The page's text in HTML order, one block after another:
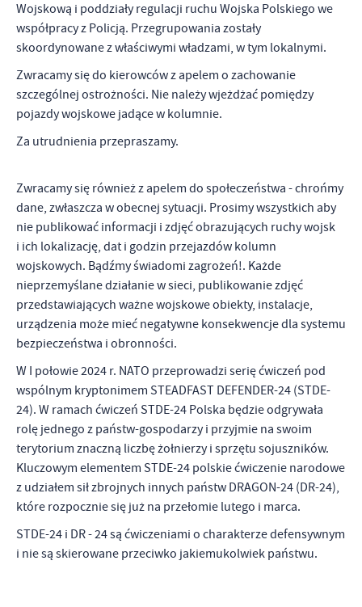
Wojskową i poddziały regulacji ruchu Wojska Polskiego we
współpracy z Policją. Przegrupowania zostały
skoordynowane z właściwymi władzami, w tym lokalnymi.
Zwracamy się do kierowców z apelem o zachowanie
szczególnej ostrożności. Nie należy wjeżdżać pomiędzy
pojazdy wojskowe jadące w kolumnie.
Za utrudnienia przepraszamy.
Zwracamy się również z apelem do społeczeństwa - chrońmy
dane, zwłaszcza w obecnej sytuacji. Prosimy wszystkich aby
nie publikować informacji i zdjęć obrazujących ruchy wojsk
i ich lokalizację, dat i godzin przejazdów kolumn
wojskowych. Bądźmy świadomi zagrożeń!. Każde
nieprzemyślane działanie w sieci, publikowanie zdjęć
przedstawiających ważne wojskowe obiekty, instalacje,
urządzenia może mieć negatywne konsekwencje dla systemu
bezpieczeństwa i obronności.
W I połowie 2024 r. NATO przeprowadzi serię ćwiczeń pod
wspólnym kryptonimem STEADFAST DEFENDER-24 (STDE-
24). W ramach ćwiczeń STDE-24 Polska będzie odgrywała
rolę jednego z państw-gospodarzy i przyjmie na swoim
terytorium znaczną liczbę żołnierzy i sprzętu sojuszników.
Kluczowym elementem STDE-24 polskie ćwiczenie narodowe
z udziałem sił zbrojnych innych państw DRAGON-24 (DR-24),
które rozpocznie się już na przełomie lutego i marca.
STDE-24 i DR - 24 są ćwiczeniami o charakterze defensywnym
i nie są skierowane przeciwko jakiemukolwiek państwu.